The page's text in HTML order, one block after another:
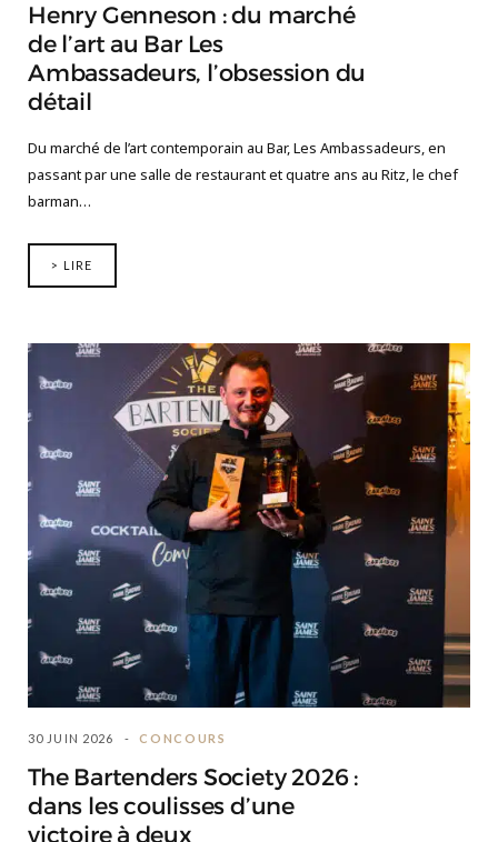
Henry Genneson : du marché
de l’art au Bar Les
Ambassadeurs, l’obsession du
détail
Du marché de l’art contemporain au Bar, Les Ambassadeurs, en
passant par une salle de restaurant et quatre ans au Ritz, le chef
barman…
> LIRE
30 JUIN 2026 CONCOURS
The Bartenders Society 2026 :
dans les coulisses d’une
victoire à deux